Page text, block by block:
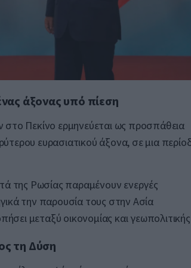
άξονας υπό πίεση
στο Πεκίνο ερμηνεύεται ως προσπάθεια
ευρασιατικού άξονα, σε μια
της Ρωσίας παραμένουν ενεργές
την παρουσία τους στην Ασία
μεταξύ οικονομίας και γεωπολιτικής
τη Δύση